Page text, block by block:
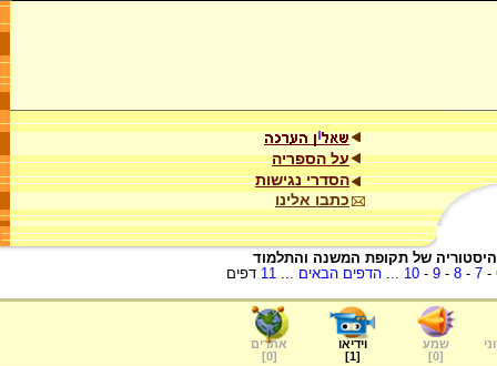
על הספריה
הסדרי נגישות
כתבו אלינו
היסטוריה של תקופת המשנה והתלמוד
-
7
-
8
-
9
-
10
...הדפים הבאים ...
11 דפים
שמע
[
0
]
וידיאו
[
1
]
אתרים
[
0
]